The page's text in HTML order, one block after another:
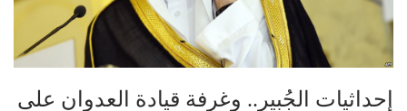
إحداثيات الجُبير.. وغرفة قيادة العدوان على